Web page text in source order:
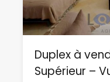
Duplex à
Supérieur –